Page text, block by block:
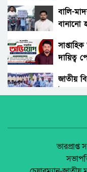
করেছে
কোটি
শিক্ষকের
বালি-
বানানো
দায়িত্ব
জাতীয়
জেলা